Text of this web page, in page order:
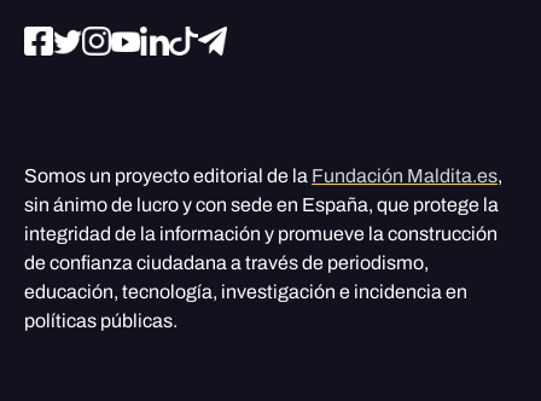
Somos un proyecto editorial de la Fundación Maldita.es,
sin ánimo de lucro y con sede en España, que protege la
integridad de la información y promueve la construcción
de confianza ciudadana a través de periodismo,
educación, tecnología, investigación e incidencia en
políticas públicas.